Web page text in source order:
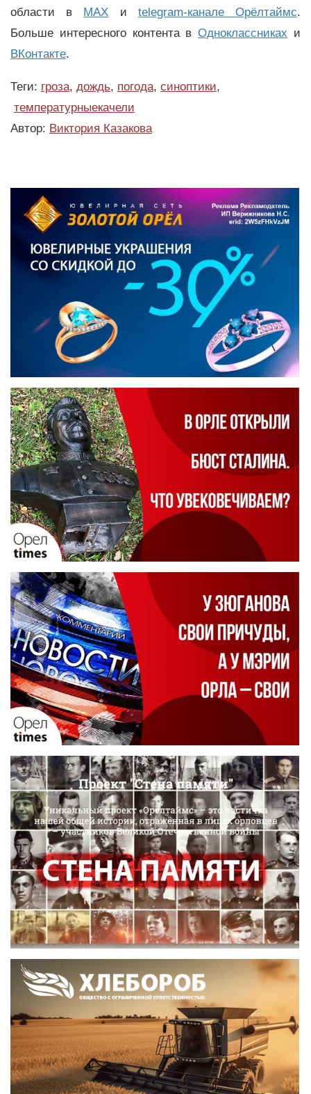
области в MAX и telegram-канале Орёлтаймс.
Больше интересного контента вОдноклассниках и
ВКонтакте.
Теги: гроза, дождь, погода, синоптики,
температурныекачели
Автор: Виктория Казакова